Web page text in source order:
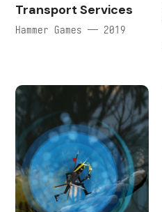
Transport Services
Hammer Games — 2019